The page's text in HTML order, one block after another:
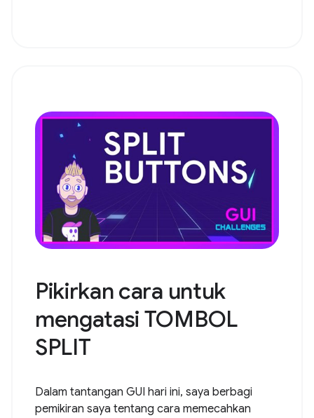
Pikirkan cara untuk
mengatasi TOMBOL
SPLIT
Dalam tantangan GUI hari ini, saya berbagi
pemikiran saya tentang cara memecahkan